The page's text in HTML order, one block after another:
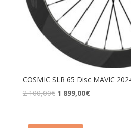
COSMIC SLR 65 Disc MAVIC
2 100,00€ 1 899,00€